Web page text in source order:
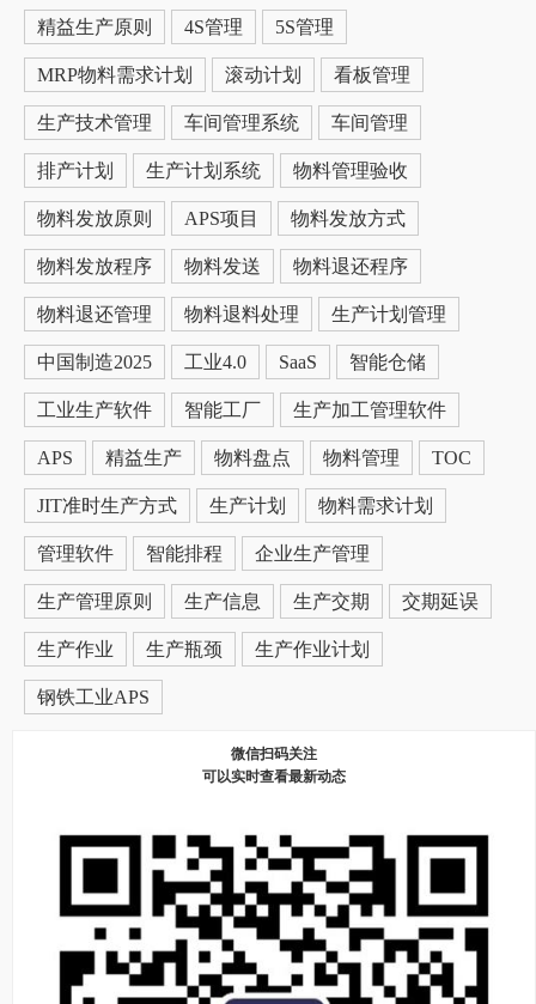
精益生产原则 4S管理 5S管理
MRP物料需求计划 滚动计划 看板管理
生产技术管理 车间管理系统 车间管理
排产计划 生产计划系统 物料管理验收
物料发放原则 APS项目 物料发放方式
物料发放程序 物料发送 物料退还程序
物料退还管理 物料退料处理 生产计划管理
中国制造2025 工业4.0 SaaS 智能仓储
工业生产软件 智能工厂 生产加工管理软件
APS 精益生产 物料盘点 物料管理 TOC
JIT准时生产方式 生产计划 物料需求计划
管理软件 智能排程 企业生产管理
生产管理原则 生产信息 生产交期 交期延误
生产作业 生产瓶颈 生产作业计划
钢铁工业APS
微信扫码关注
可以实时查看最新动态